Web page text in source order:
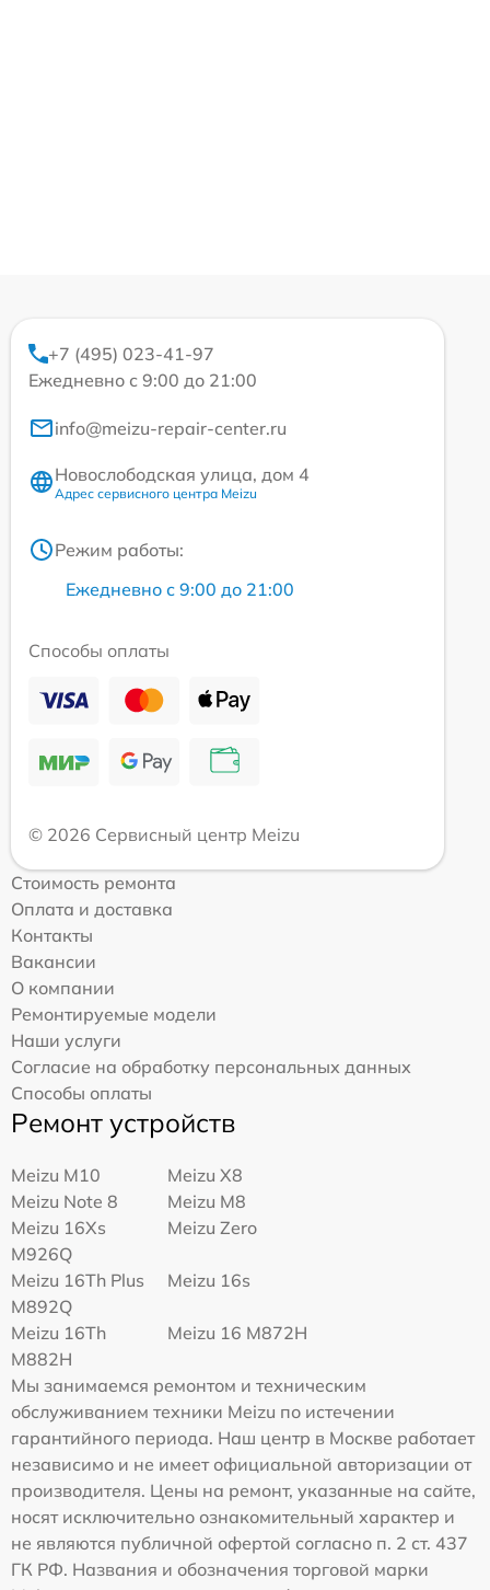
+7 (495) 023-41-97
Ежедневно с 9:00 до 21:00
info@meizu-repair-center.ru
Новослободская улица, дом 4
Адрес сервисного центра Meizu
Режим работы:
Ежедневно с 9:00 до 21:00
Способы оплаты
© 2026 Сервисный центр Meizu
Стоимость ремонта
Оплата и доставка
Контакты
Вакансии
О компании
Ремонтируемые модели
Наши услуги
Согласие на обработку персональных данных
Способы оплаты
Ремонт устройств
Meizu M10
Meizu X8
Meizu Note 8
Meizu M8
Meizu 16Xs
M926Q
Meizu Zero
Meizu 16Th Plus
M892Q
Meizu 16s
Meizu 16Th
M882H
Meizu 16 M872H
Мы занимаемся ремонтом и техническим
обслуживанием техники Meizu по истечении
гарантийного периода. Наш центр в Москве работает
независимо и не имеет официальной авторизации от
производителя. Цены на ремонт, указанные на сайте,
носят исключительно ознакомительный характер и
не являются публичной офертой согласно п. 2 ст. 437
ГК РФ. Названия и обозначения торговой марки